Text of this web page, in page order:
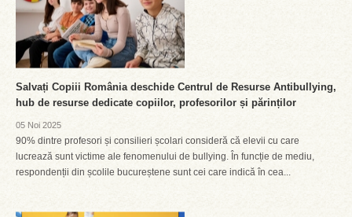
Salvați Copiii România deschide Centrul de Resurse Antibullying,
hub de resurse dedicate copiilor, profesorilor și părinților
05 Noi 2025
90% dintre profesori și consilieri școlari consideră că elevii cu care
lucrează sunt victime ale fenomenului de bullying. În funcție de mediu,
respondenții din școlile bucureștene sunt cei care indică în cea...